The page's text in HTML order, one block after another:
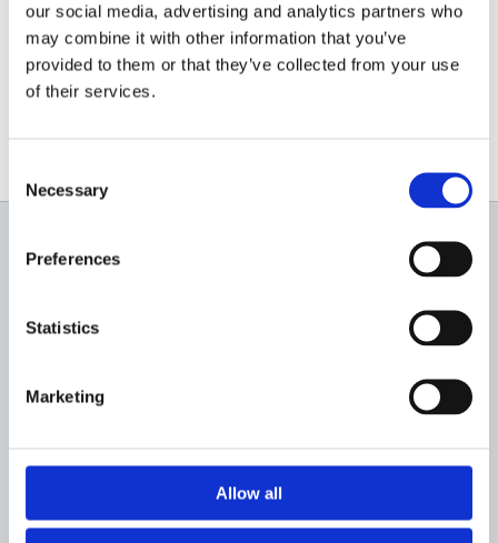
our social media, advertising and analytics partners who
may combine it with other information that you’ve
provided to them or that they’ve collected from your use
of their services.
Selection
Necessary
Preferences
Statistics
Marketing
Allow all
info@italiastar.ro
0756 169 788